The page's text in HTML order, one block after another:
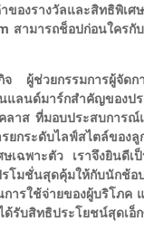
องรางวัลและสิทธิพิเ
สามารถช็อปก่อนใค
ผู้ช่วยกรรมการผู้จัด
นแลนด์มาร์กสำคัญของ
ลาส ที่มอบประสบการ
ยกระดับไลฟ์สไตล์ขอ
ฉพาะตัว เราจึงยินดีเ
รโมชั่นสุดคุ้มให้กับนัก
การใช้จ่ายของผู้บริโภ
รับสิทธิประโยชน์สุดเ